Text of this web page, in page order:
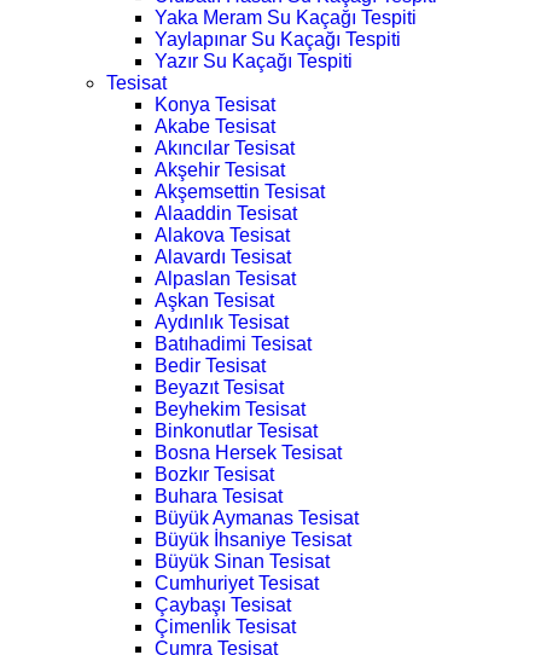
Yaka Meram Su Kaçağı Tespiti
Yaylapınar Su Kaçağı Tespiti
Yazır Su Kaçağı Tespiti
Tesisat
Konya Tesisat
Akabe Tesisat
Akıncılar Tesisat
Akşehir Tesisat
Akşemsettin Tesisat
Alaaddin Tesisat
Alakova Tesisat
Alavardı Tesisat
Alpaslan Tesisat
Aşkan Tesisat
Aydınlık Tesisat
Batıhadimi Tesisat
Bedir Tesisat
Beyazıt Tesisat
Beyhekim Tesisat
Binkonutlar Tesisat
Bosna Hersek Tesisat
Bozkır Tesisat
Buhara Tesisat
Büyük Aymanas Tesisat
Büyük İhsaniye Tesisat
Büyük Sinan Tesisat
Cumhuriyet Tesisat
Çaybaşı Tesisat
Çimenlik Tesisat
Çumra Tesisat